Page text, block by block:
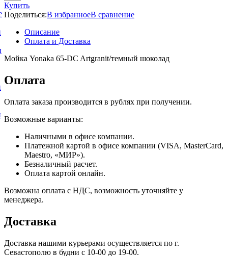
Купить
Поделиться:В избранноеВ сравнение
Описание
Оплата и Доставка
Мойка Yonaka 65-DC Artgranit/темный шоколад
Оплата
Оплата заказа производится в рублях при получении.
Возможные варианты:
Наличными в офисе компании.
Платежной картой в офисе компании (VISA, MasterCard,
Maestro, «МИР»).
Безналичный расчет.
Оплата картой онлайн.
Возможна оплата с НДС, возможность уточняйте у
менеджера.
Доставка
Доставка нашими курьерами осуществляется по г.
Севастополю в будни с 10-00 до 19-00.